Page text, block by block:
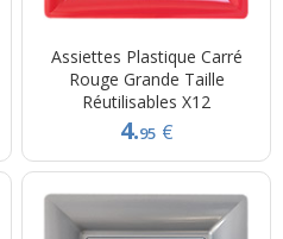
Assiettes Plastique Carré
Rouge Grande Taille
Réutilisables X12
4.95 €